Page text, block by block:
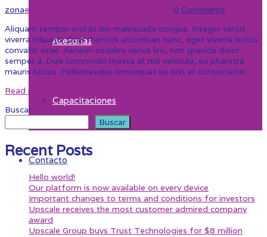
Asesorías
Capacitaciones
Contacto
zonaenero 3, 2017 1:02 pm
0 Comments
Aliquam tempor orci at leo malesuada congue. Integer varius
viverra lobortis. Cras rhoncus accumsan nunc, eget viverra lectus
convallis vitae. Aenean sodales varius leo, non gravida dolor
semper a. Duis commodo massa at nisl vehicula, eu pharetra
mauris luctus. Pellentesque consequat eu orci at consectetur.
Read more
Buscar
Buscar
Recent Posts
Hello world!
Our platform is now available on every device
Important changes to terms and conditions for investors
Upscale receives the most customer admired company
award
Upscale Group buys Trust Technologies for $8 million